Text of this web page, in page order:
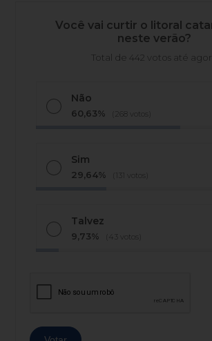
Você vai curtir o litoral
neste verão?
Total de 442 votos até
Não
60,63% (268 votos)
Sim
29,64% (131 votos)
Talvez
9,73% (43 votos)